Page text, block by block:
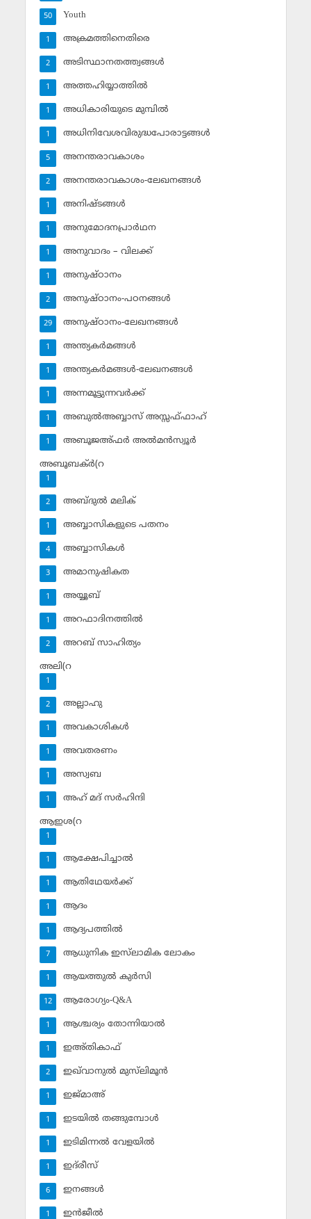
Youth
50
അക്രമത്തിനെതിരെ
1
അടിസ്ഥാനതത്ത്വങ്ങള്‍
2
അത്തഹിയ്യാത്തില്‍
1
അധികാരിയുടെ മുമ്പില്‍
1
അധിനിവേശവിരുദ്ധപോരാട്ടങ്ങള്‍
1
അനന്തരാവകാശം
5
അനന്തരാവകാശം-ലേഖനങ്ങള്‍
2
അനിഷ്ടങ്ങള്‍
1
അനുമോദനപ്രാര്‍ഥന
1
അനുവാദം – വിലക്ക്‌
1
അനുഷ്ഠാനം
1
അനുഷ്ഠാനം-പഠനങ്ങള്‍
2
അനുഷ്ഠാനം-ലേഖനങ്ങള്‍
29
അന്ത്യകര്‍മങ്ങള്‍
1
അന്ത്യകര്‍മങ്ങള്‍-ലേഖനങ്ങള്‍
1
അന്നമൂട്ടുന്നവര്‍ക്ക്
1
അബുല്‍അബ്ബാസ് അസ്സഫ്ഫാഹ്‌
1
അബൂജഅ്ഫര്‍ അല്‍മന്‍സ്വൂര്‍
1
അബൂബക്ര്‍(റ
1
അബ്ദുല്‍ മലിക്‌
2
അബ്ബാസികളുടെ പതനം
1
അബ്ബാസികള്‍
4
അമാനുഷികത
3
അയ്യൂബ്‌
1
അറഫാദിനത്തില്‍
1
അറബ് സാഹിത്യം
2
അലി(റ
1
അല്ലാഹു
2
അവകാശികള്‍
1
അവതരണം
1
അസ്വബ
1
അഹ് മദ് സര്‍ഹിന്ദി
1
ആഇശ(റ
1
ആക്ഷേപിച്ചാല്‍
1
ആതിഥേയര്‍ക്ക്
1
ആദം
1
ആദ്യപത്തില്‍
1
ആധുനിക ഇസ്‌ലാമിക ലോകം
7
ആയത്തുല്‍ കുര്‍സി
1
ആരോഗ്യം-Q&A
12
ആശ്ചര്യം തോന്നിയാല്‍
1
ഇഅ്തികാഫ്‌
1
ഇഖ്‌വാനുല്‍ മുസ്‌ലിമൂന്‍
2
ഇജ്മാഅ്
1
ഇടയില്‍ തങ്ങുമ്പോള്‍
1
ഇടിമിന്നല്‍ വേളയില്‍
1
ഇദ്‌രീസ്‌
1
ഇനങ്ങള്‍
6
ഇന്‍ജീല്‍
1